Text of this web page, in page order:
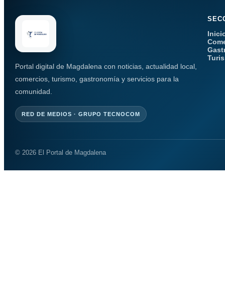
Portal digital de Magdalena con noticias, actualidad local,
comercios, turismo, gastronomía y servicios para la
comunidad.
RED DE MEDIOS · GRUPO TECNOCOM
© 2026 El Portal de Magdalena